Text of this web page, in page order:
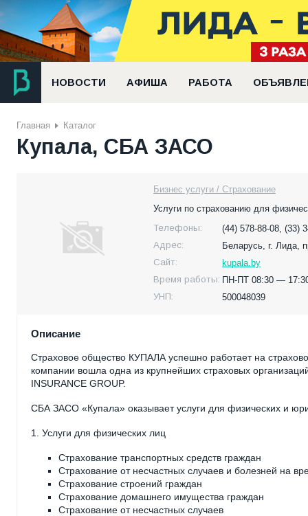
НОВОСТИ АФИША РАБОТА
Главная Каталог
Купала, СБА ЗАСО
Бизнес услуги / Страхование
Услуги по страхованию для
Телефоны:
(44) 578-88-08, (33)
Адрес:
Беларусь, г. Лида,
Сайт:
kupala.by
Время работы: ПН-ПТ 08:30 —
УНП:
500048039
Описание
Страховое общество КУПАЛА успешно работает на
компании вошла одна из крупнейших страховых
INSURANCE GROUP.
СБА ЗАСО «Купала» оказывает услуги для физических и
1. Услуги для физических лиц
Страхование транспортных средств граждан
Страхование от несчастных случаев и болезней на
Страхование строений граждан
Страхование домашнего имущества граждан
Страхование от несчастных случаев